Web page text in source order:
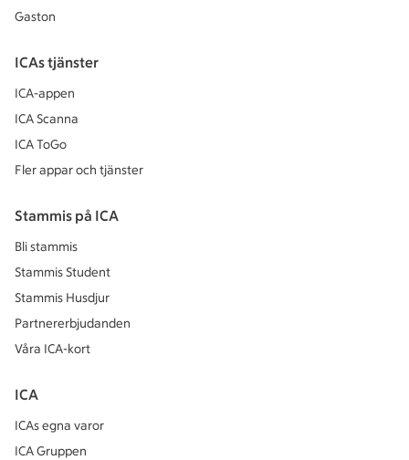
Gaston
ICAs tjänster
ICA-appen
ICA Scanna
ICA ToGo
Fler appar och tjänster
Stammis på ICA
Bli stammis
Stammis Student
Stammis Husdjur
Partnererbjudanden
Våra ICA-kort
ICA
ICAs egna varor
ICA Gruppen